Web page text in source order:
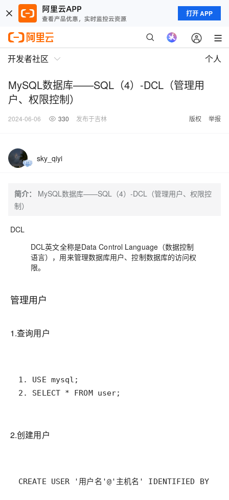
打开 APP
开发者社区 个人
MySQL数据库——SQL（4）-DCL（管理用
户、权限控制）
2024-06-06 330 发布于吉林 版权 举报
sky_qiyi
简介：
MySQL数据库——SQL（4）-DCL（管理用户、权限控
制）
DCL
DCL英文全称是Data Control Language（数据控制
语言），用来管理数据库用户、控制数据库的访问权
限。
管理用户
1.查询用户
2. SELECT * FROM user;
2.创建用户
CREATE USER '用户名'@'主机名' IDENTIFIED BY '